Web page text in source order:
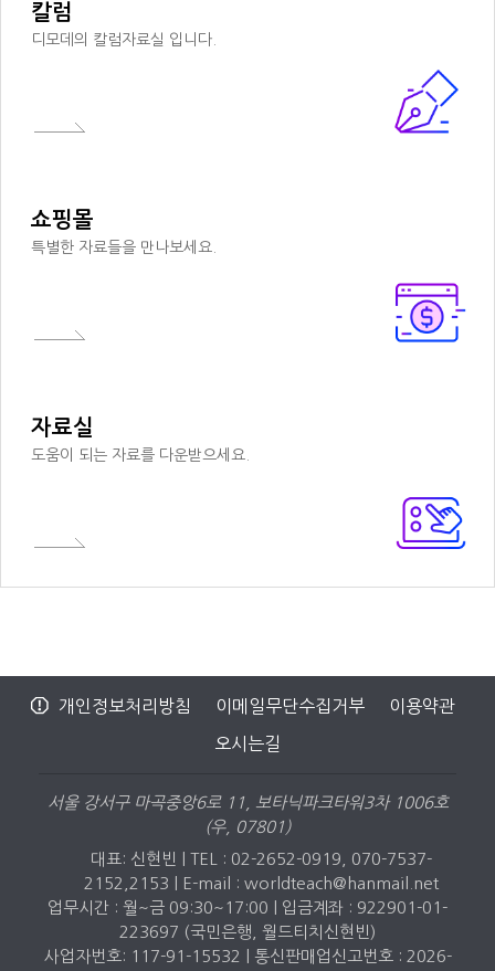
칼럼
디모데의 칼럼자료실 입니다.
쇼핑몰
특별한 자료들을 만나보세요.
자료실
도움이 되는 자료를 다운받으세요.
개인정보처리방침 이메일무단수집거부 이용약관
오시는길
서울 강서구 마곡중앙6로 11, 보타닉파크타워3차 1006호
(우, 07801)
대표: 신현빈 | TEL : 02-2652-0919, 070-7537-
2152,2153 |
E-mail : worldteach@hanmail.net
업무시간 : 월~금 09:30~17:00 | 입금계좌 : 922901-01-
223697 (국민은행, 월드티치신현빈)
사업자번호: 117-91-15532 | 통신판매업신고번호 : 2026-